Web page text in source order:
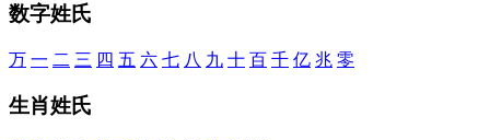
数字姓氏
万 一 二 三 四 五 六 七 八 九 十 百 千 亿 兆 零
生肖姓氏